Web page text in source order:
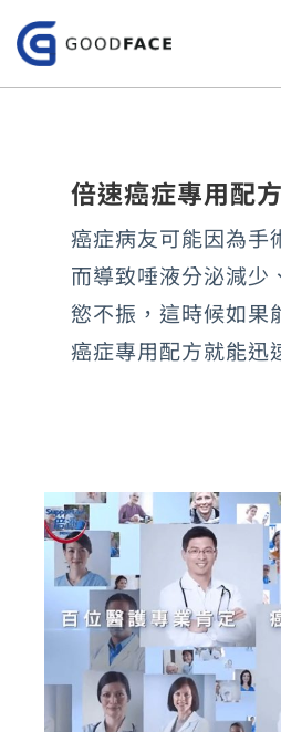
至
主
倍速癌症專用配方
癌症病友可能因為手
而導致唾液分泌減少
慾不振，這時候如果
癌症專用配方就能迅